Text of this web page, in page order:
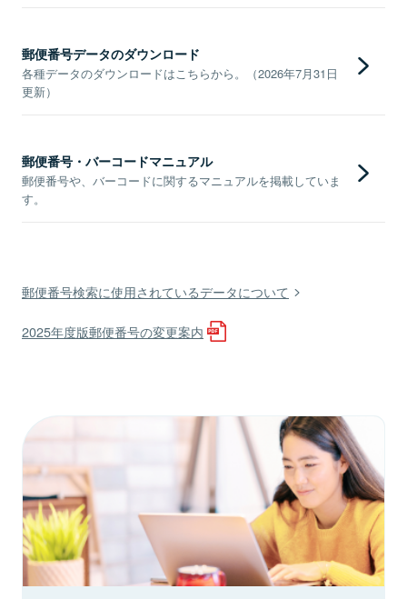
郵便番号データのダウンロード
各種データのダウンロードはこちらから。（2026年7月31日
更新）
郵便番号・バーコードマニュアル
郵便番号や、バーコードに関するマニュアルを掲載していま
す。
郵便番号検索に使用されているデータについて
2025年度版郵便番号の変更案内